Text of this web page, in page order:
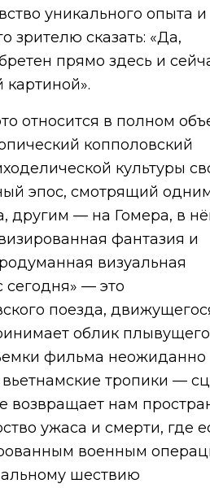
уникального опыта и
зрителю сказать: «Да,
прямо здесь и
относится в полном
копполовский
культуры
эпос, смотрящий
другим — на Гомера, в
фантазия и
визуальная
сегодня» — это
поезда,
облик
фильма неожиданно
тропики —
возвращает нам
ужаса и смерти, где
военным
шествию